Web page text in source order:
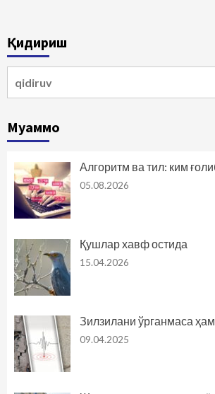
Қидириш
Муаммо
Алгоритм ва тил: ким
05.08.2026
Қушлар хавф остида
15.04.2026
Зилзилани ўрганмаса
09.04.2025